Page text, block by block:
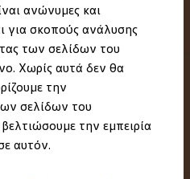
ανώνυμες και
για σκοπούς ανάλυσης
των σελίδων του
Χωρίς αυτά δεν θα
την
σελίδων του
την εμπειρία
αυτόν.
Volkswagen
Volkswagen ειδικά για κάθε
εξωτερική προστασία
και αποσκευών
ηλεκτρονικές συσκευές
φόρτισης και καλώδια